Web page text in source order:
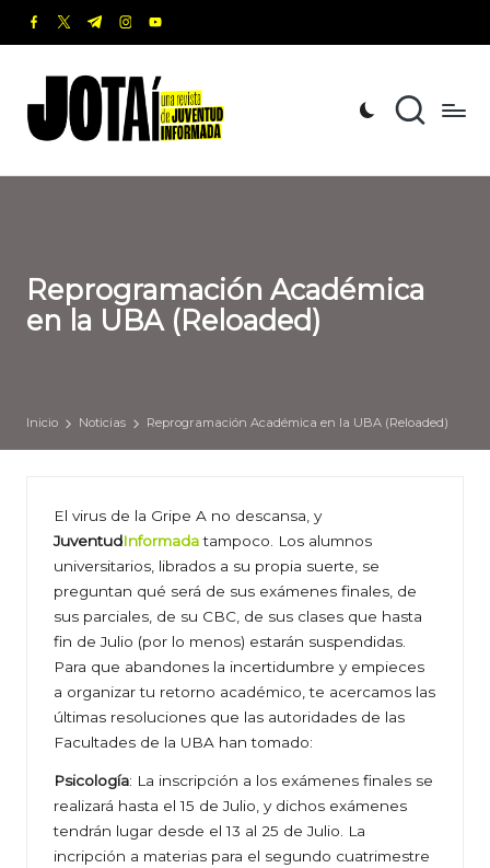
Saltar
contenido
facebook.com
twitter.com
t.me instagram.com
youtube.com
o
t
revista
de
Informada
Reprogramación Académica
en la UBA (Reloaded)
Inicio Noticias Reprogramación Académica en la UBA (Reloaded)
El virus de la Gripe A no descansa, y
JuventudInformadatampoco. Los alumnos
universitarios, librados a su propia suerte, se
preguntan qué será de sus exámenes finales, de
sus parciales, de su CBC, de sus clases que hasta
fin de Julio (por lo menos) estarán suspendidas.
Para que abandones la incertidumbre y empieces
a organizar tu retorno académico, te acercamos las
últimas resoluciones que las autoridades de las
Facultades de la UBA han tomado:
Psicología: La inscripción a los exámenes finales se
realizará hasta el 15 de Julio, y dichos exámenes
tendrán lugar desde el 13 al 25 de Julio. La
incripción a materias para el segundo cuatrimestre